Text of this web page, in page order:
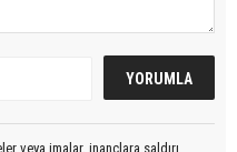
veya imalar, inançlara saldırı